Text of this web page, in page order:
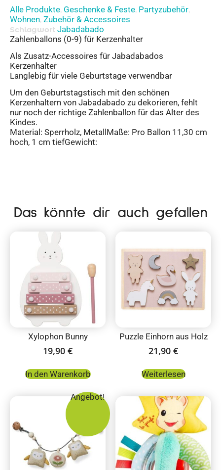
Alle Produkte, Geschenke & Feste, Partyzubehör,
Wohnen, Zubehör & Accessoires
Schlagwort Jabadabado
Zahlenballons (0-9) für Kerzenhalter
Als Zusatz-Accessoires für Jabadabados
Kerzenhalter
Langlebig für viele Geburtstage verwendbar
Um den Geburtstagstisch mit den schönen
Kerzenhaltern von Jabadabado zu dekorieren, fehlt
nur noch der richtige Zahlenballon für das Alter des
Kindes.
Material: Sperrholz, MetallMaße: Pro Ballon 11,30 cm
hoch, 1 cm tiefGewicht:
Das könnte dir auch gefallen
Xylophon Bunny
19,90 €
In den Warenkorb
Puzzle Einhorn aus Holz
21,90 €
Weiterlesen
Angebot!